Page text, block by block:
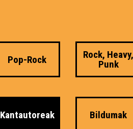
Pop-Rock
Rock, Heavy,
Punk
Kantautoreak Bildumak